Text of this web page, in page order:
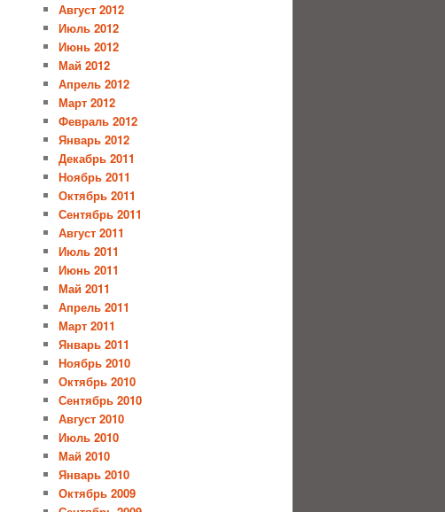
Август 2012
Июль 2012
Июнь 2012
Май 2012
Апрель 2012
Март 2012
Февраль 2012
Январь 2012
Декабрь 2011
Ноябрь 2011
Октябрь 2011
Сентябрь 2011
Август 2011
Июль 2011
Июнь 2011
Май 2011
Апрель 2011
Март 2011
Январь 2011
Ноябрь 2010
Октябрь 2010
Сентябрь 2010
Август 2010
Июль 2010
Май 2010
Январь 2010
Октябрь 2009